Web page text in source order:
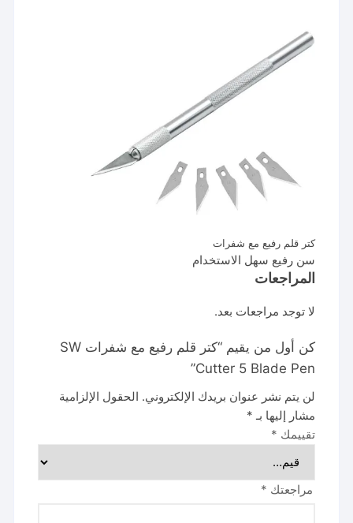
كتر قلم رفيع مع شفرات
سن رفيع سهل الاستخدام
المراجعات
لا توجد مراجعات بعد.
كن أول من يقيم “كتر قلم رفيع مع شفرات SW
Cutter 5 Blade Pen”
لن يتم نشر عنوان بريدك الإلكتروني. الحقول الإلزامية
مشار إليها بـ *
تقييمك *
مراجعتك *